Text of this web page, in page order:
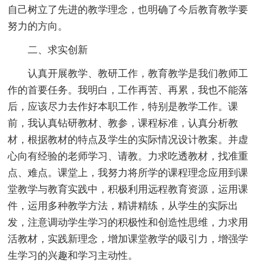
自己树立了先进的教学理念，也明确了今后教育教学要
努力的方向。
二、求实创新
认真开展教学、教研工作，教育教学是我们教师工
作的首要任务。我明白，工作再苦、再累，我也不能落
后，应该尽力去作好本职工作，特别是教学工作。课
前，我认真钻研教材、教参，课程标准，认真分析教
材，根据教材的特点及学生的实际情况设计教案。并虚
心向有经验的老师学习、请教。力求吃透教材，找准重
点、难点。课堂上，我努力将所学的课程理念应用到课
堂教学与教育实践中，积极利用远程教育资源，运用课
件，运用多种教学方法，精讲精练，从学生的实际出
发，注意调动学生学习的积极性和创造性思维，力求用
活教材，实践新理念，增加课堂教学的吸引力，增强学
生学习的兴趣和学习主动性。